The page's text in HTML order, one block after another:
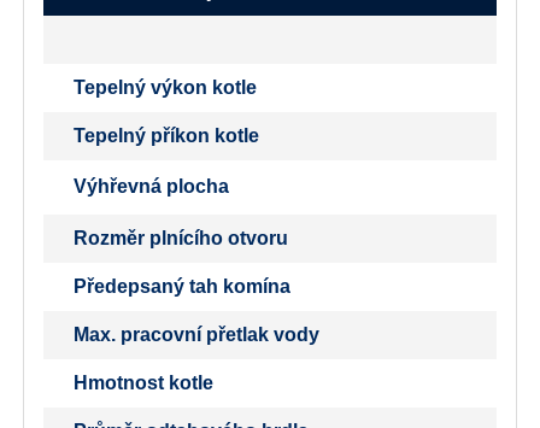
Tepelný výkon kotle
Tepelný příkon kotle
Výhřevná plocha
Rozměr plnícího otvoru
Předepsaný tah komína
Max. pracovní přetlak vody
Hmotnost kotle